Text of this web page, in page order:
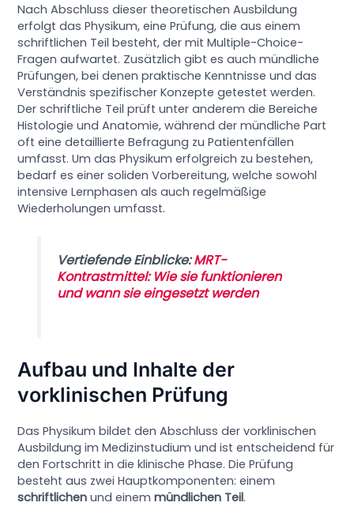
Nach Abschluss dieser theoretischen Ausbildung
erfolgt das Physikum, eine Prüfung, die aus einem
schriftlichen Teil besteht, der mit Multiple-Choice-
Fragen aufwartet. Zusätzlich gibt es auch mündliche
Prüfungen, bei denen praktische Kenntnisse und das
Verständnis spezifischer Konzepte getestet werden.
Der schriftliche Teil prüft unter anderem die Bereiche
Histologie und Anatomie, während der mündliche Part
oft eine detaillierte Befragung zu Patientenfällen
umfasst. Um das Physikum erfolgreich zu bestehen,
bedarf es einer soliden Vorbereitung, welche sowohl
intensive Lernphasen als auch regelmäßige
Wiederholungen umfasst.
Vertiefende Einblicke:MRT-
Kontrastmittel: Wie sie funktionieren
und wann sie eingesetzt werden
Aufbau und Inhalte der
vorklinischen Prüfung
Das Physikum bildet den Abschluss der vorklinischen
Ausbildung im Medizinstudium und ist entscheidend für
den Fortschritt in die klinische Phase. Die Prüfung
besteht aus zwei Hauptkomponenten: einem
schriftlichen und einemmündlichen Teil.